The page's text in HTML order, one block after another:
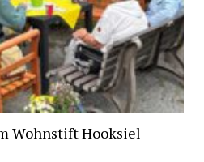
Wohnstift Hooksiel